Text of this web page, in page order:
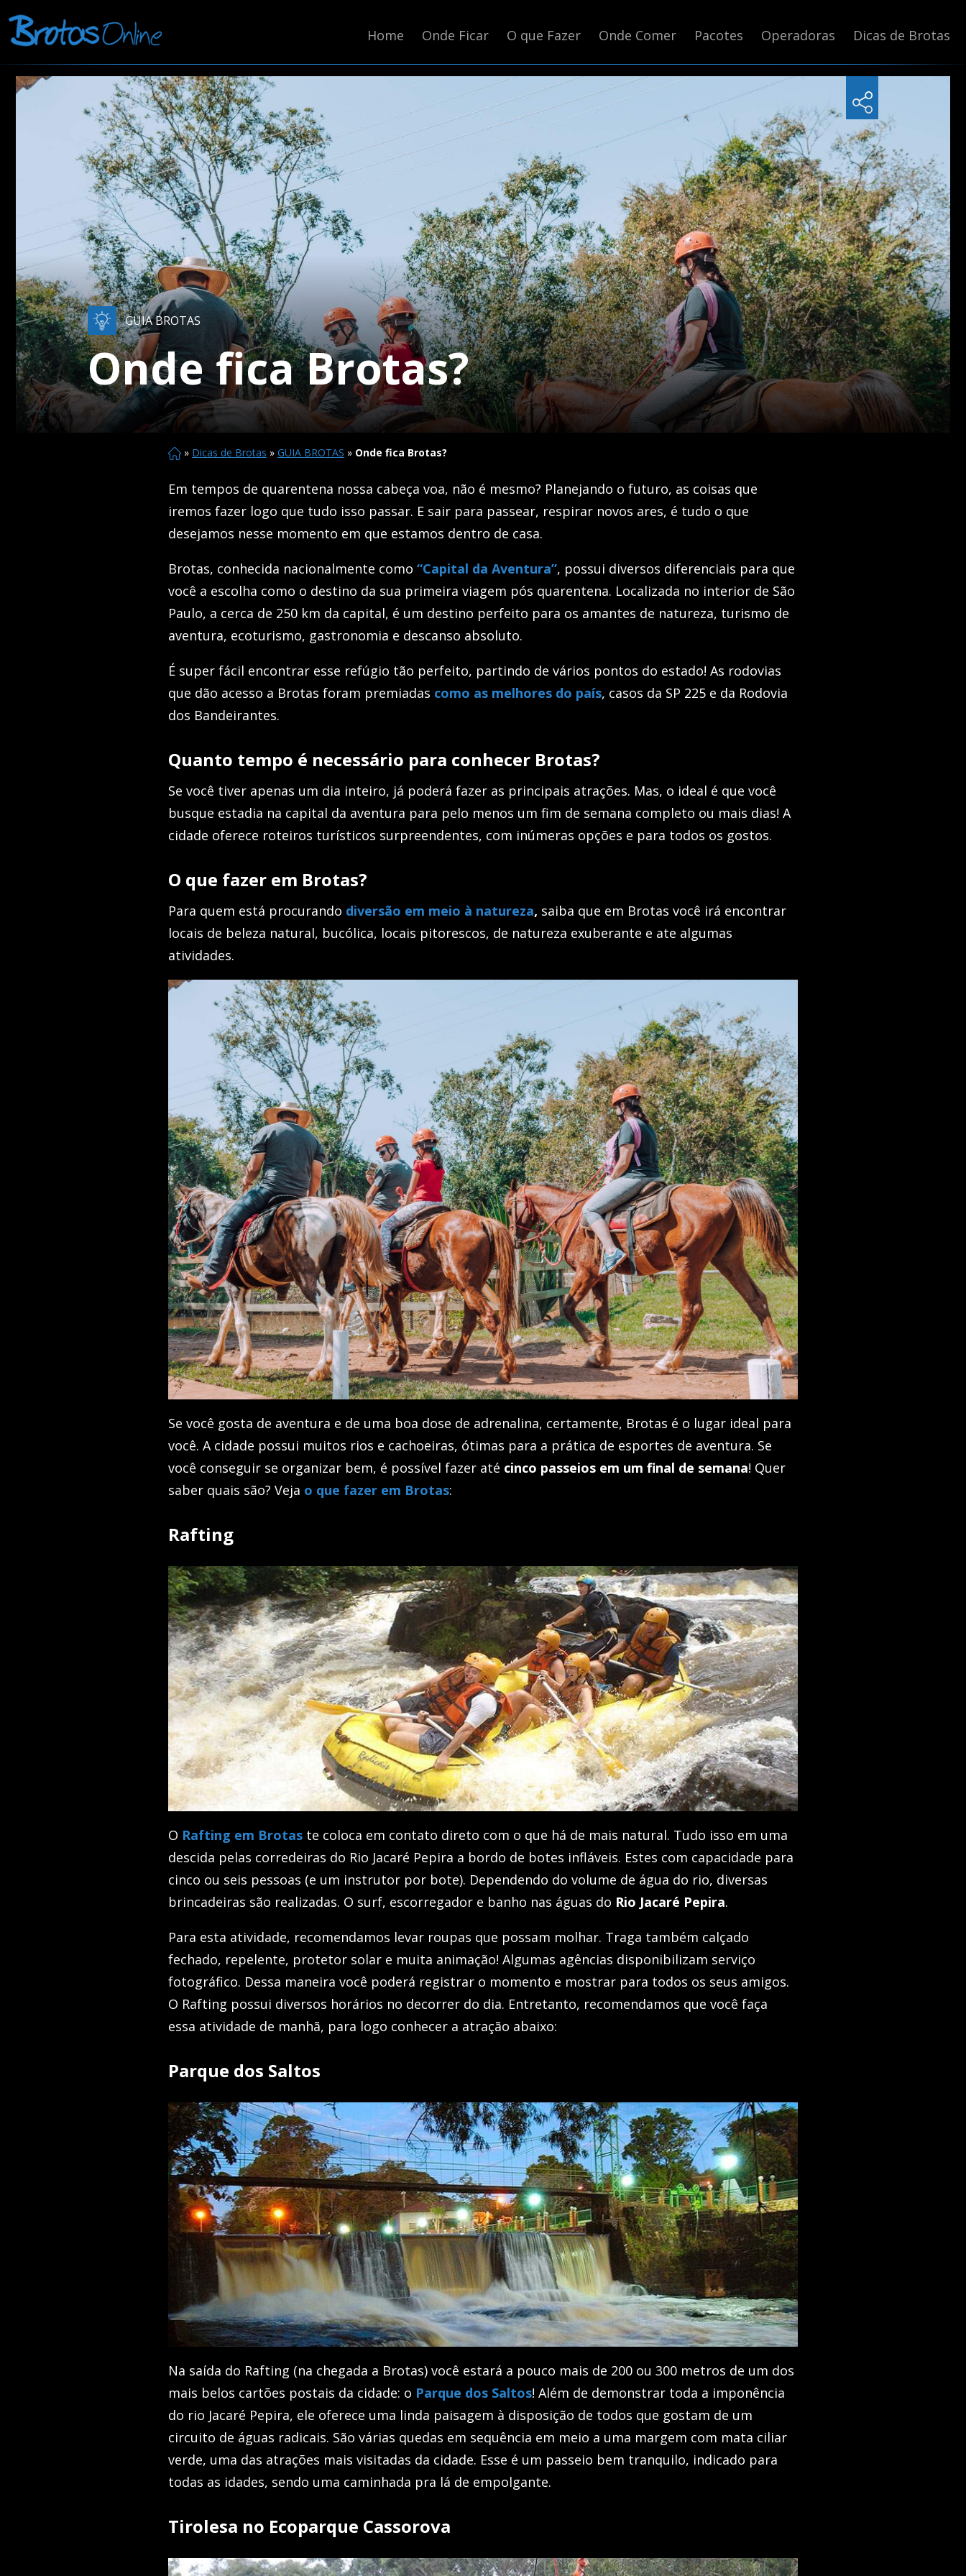
Home Onde Ficar O que Fazer Onde Comer Pacotes Operadoras Dicas de Brotas
GUIA BROTAS
Onde fica Brotas?
» Dicas de Brotas » GUIA BROTAS » Onde fica Brotas?
Em tempos de quarentena nossa cabeça voa, não é mesmo? Planejando o futuro, as coisas que
iremos fazer logo que tudo isso passar. E sair para passear, respirar novos ares, é tudo o que
desejamos nesse momento em que estamos dentro de casa.
Brotas, conhecida nacionalmente como “Capital da Aventura”, possui diversos diferenciais para que
você a escolha como o destino da sua primeira viagem pós quarentena. Localizada no interior de São
Paulo, a cerca de 250 km da capital, é um destino perfeito para os amantes de natureza, turismo de
aventura, ecoturismo, gastronomia e descanso absoluto.
É super fácil encontrar esse refúgio tão perfeito, partindo de vários pontos do estado! As rodovias
que dão acesso a Brotas foram premiadas como as melhores do país, casos da SP 225 e da Rodovia
dos Bandeirantes.
Quanto tempo é necessário para conhecer Brotas?
Se você tiver apenas um dia inteiro, já poderá fazer as principais atrações. Mas, o ideal é que você
busque estadia na capital da aventura para pelo menos um fim de semana completo ou mais dias! A
cidade oferece roteiros turísticos surpreendentes, com inúmeras opções e para todos os gostos.
O que fazer em Brotas?
Para quem está procurando diversão em meio à natureza, saiba que em Brotas você irá encontrar
locais de beleza natural, bucólica, locais pitorescos, de natureza exuberante e ate algumas
atividades.
Se você gosta de aventura e de uma boa dose de adrenalina, certamente, Brotas é o lugar ideal para
você. A cidade possui muitos rios e cachoeiras, ótimas para a prática de esportes de aventura. Se
você conseguir se organizar bem, é possível fazer até cinco passeios em um final de semana! Quer
saber quais são? Veja o que fazer em Brotas:
Rafting
O Rafting em Brotas te coloca em contato direto com o que há de mais natural. Tudo isso em uma
descida pelas corredeiras do Rio Jacaré Pepira a bordo de botes infláveis. Estes com capacidade para
cinco ou seis pessoas (e um instrutor por bote). Dependendo do volume de água do rio, diversas
brincadeiras são realizadas. O surf, escorregador e banho nas águas do Rio Jacaré Pepira.
Para esta atividade, recomendamos levar roupas que possam molhar. Traga também calçado
fechado, repelente, protetor solar e muita animação! Algumas agências disponibilizam serviço
fotográfico. Dessa maneira você poderá registrar o momento e mostrar para todos os seus amigos.
O Rafting possui diversos horários no decorrer do dia. Entretanto, recomendamos que você faça
essa atividade de manhã, para logo conhecer a atração abaixo:
Parque dos Saltos
Na saída do Rafting (na chegada a Brotas) você estará a pouco mais de 200 ou 300 metros de um dos
mais belos cartões postais da cidade: o Parque dos Saltos! Além de demonstrar toda a imponência
do rio Jacaré Pepira, ele oferece uma linda paisagem à disposição de todos que gostam de um
circuito de águas radicais. São várias quedas em sequência em meio a uma margem com mata ciliar
verde, uma das atrações mais visitadas da cidade. Esse é um passeio bem tranquilo, indicado para
todas as idades, sendo uma caminhada pra lá de empolgante.
Tirolesa no Ecoparque Cassorova